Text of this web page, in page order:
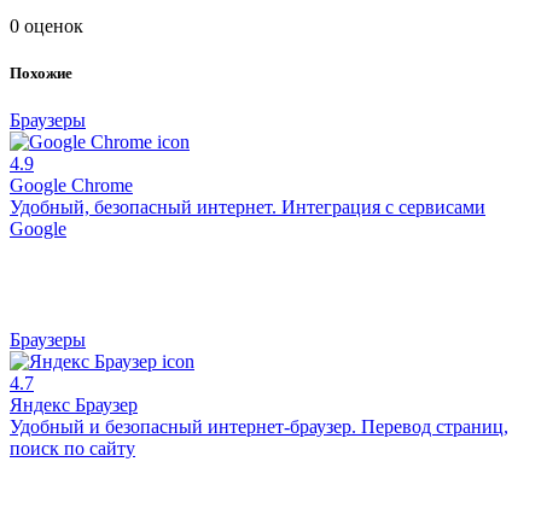
0 оценок
Похожие
Браузеры
4.9
Google Chrome
Удобный, безопасный интернет. Интеграция с сервисами
Google
Браузеры
4.7
Яндекс Браузер
Удобный и безопасный интернет-браузер. Перевод страниц,
поиск по сайту